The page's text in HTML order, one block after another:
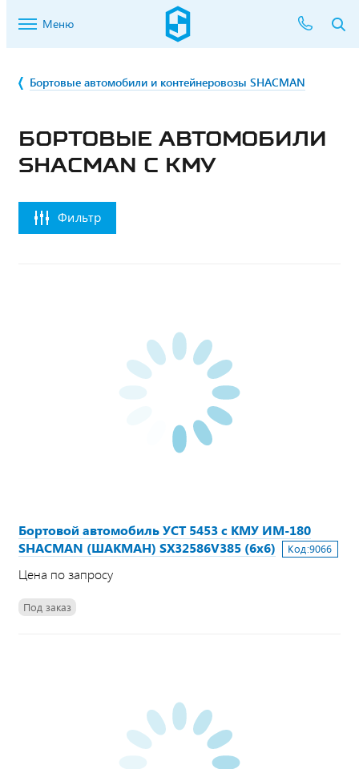
Меню
Бортовые автомобили и контейнеровозы SHACMAN
БОРТОВЫЕ АВТОМОБИЛИ
SHACMAN С КМУ
Фильтр
Бортовой автомобиль УСТ 5453 с КМУ ИМ-180
SHACMAN (ШАКМАН) SX32586V385 (6х6)
Код:9066
Цена по запросу
Под заказ